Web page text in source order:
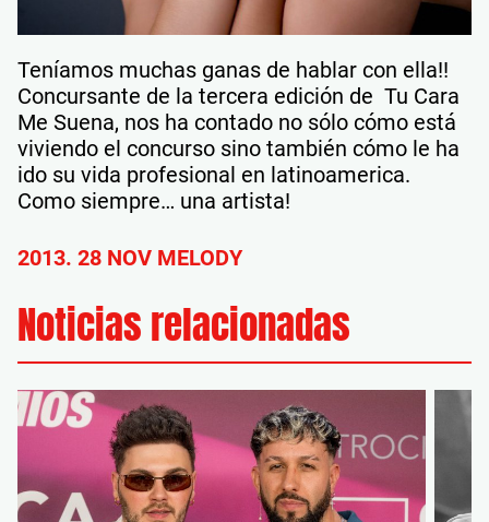
Teníamos muchas ganas de hablar con ella!!
Concursante de la tercera edición de Tu Cara
Me Suena, nos ha contado no sólo cómo está
viviendo el concurso sino también cómo le ha
ido su vida profesional en latinoamerica.
Como siempre… una artista!
2013. 28 NOV MELODY
Noticias relacionadas